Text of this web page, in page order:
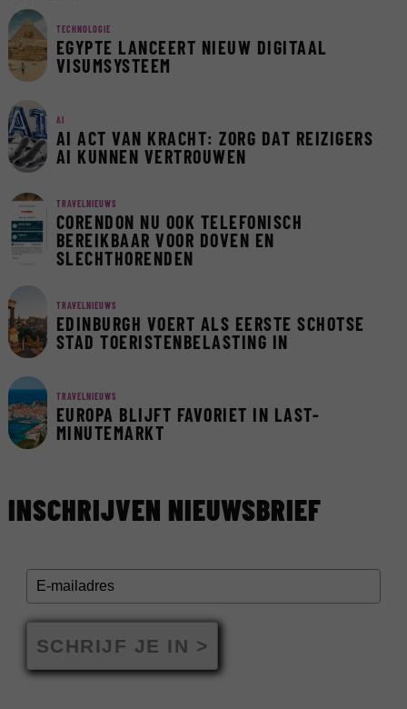
TECHNOLOGIE
EGYPTE LANCEERT NIEUW DIGITAAL
VISUMSYSTEEM
AI
AI ACT VAN KRACHT: ZORG DAT REIZIGERS
AI KUNNEN VERTROUWEN
TRAVELNIEUWS
CORENDON NU OOK TELEFONISCH
BEREIKBAAR VOOR DOVEN EN
SLECHTHORENDEN
TRAVELNIEUWS
EDINBURGH VOERT ALS EERSTE SCHOTSE
STAD TOERISTENBELASTING IN
TRAVELNIEUWS
EUROPA BLIJFT FAVORIET IN LAST-
MINUTEMARKT
INSCHRIJVEN NIEUWSBRIEF
SCHRIJF JE IN >